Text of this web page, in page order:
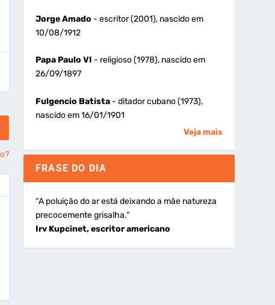
Jorge Amado - escritor (2001), nascido em
10/08/1912
Papa Paulo VI - religioso (1978), nascido em
26/09/1897
Fulgencio Batista- ditador cubano (1973),
nascido em 16/01/1901
Veja mais
FRASE DO DIA
“A poluição do ar está deixando a mãe natureza
precocemente grisalha.”
Irv Kupcinet, escritor americano